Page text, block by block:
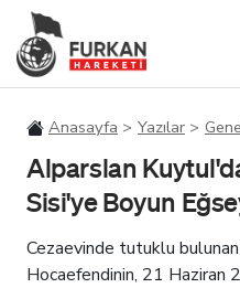
Anasayfa Yazılar
Alparslan
Sisi'ye Boyun
Cezaevinde tutuklu
Hocaefendinin, 21 Haziran